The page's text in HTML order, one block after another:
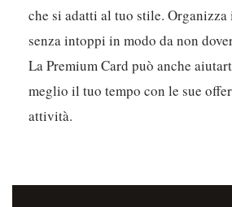
che si adatti al tuo stile.
senza intoppi in modo da non
La Premium Card può anche
meglio il tuo tempo con le sue
attività.